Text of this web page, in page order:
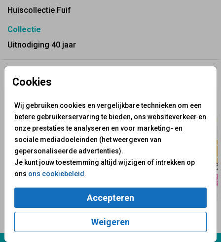
Cookies
Wij gebruiken cookies en vergelijkbare technieken om een
betere gebruikerservaring te bieden, ons websiteverkeer en
onze prestaties te analyseren en voor marketing- en
sociale mediadoeleinden (het weergeven van
gepersonaliseerde advertenties).
Je kunt jouw toestemming altijd wijzigen of intrekken op
ons ons cookiebeleid.
Accepteren
Weigeren
Huiscollectie Fuif
Collectie
Uitnodiging 40 jaar
✨ Deze ontwerpen vind je misschien ook leuk